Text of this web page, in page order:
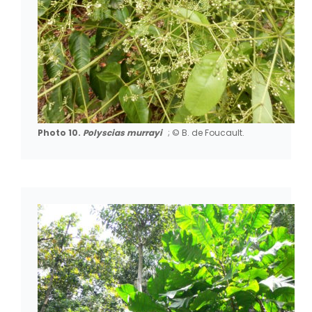
Photo 10. Polyscias murrayi ; © B. de Foucault.